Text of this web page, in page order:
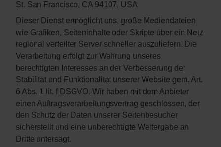
St. San Francisco, CA 94107, USA
Dieser Dienst ermöglicht uns, große Mediendateien
wie Grafiken, Seiteninhalte oder Skripte über ein Netz
regional verteilter Server schneller auszuliefern. Die
Verarbeitung erfolgt zur Wahrung unseres
berechtigten Interesses an der Verbesserung der
Stabilität und Funktionalität unserer Website gem. Art.
6 Abs. 1 lit. f DSGVO. Wir haben mit dem Anbieter
einen Auftragsverarbeitungsvertrag geschlossen, der
den Schutz der Daten unserer Seitenbesucher
sicherstellt und eine unberechtigte Weitergabe an
Dritte untersagt.